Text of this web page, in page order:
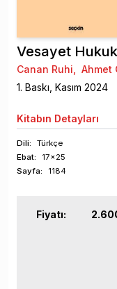
Vesayet
Canan Ruhi, Ahmet
1. Baskı, Kasım 2024
Kitabın Detayları
Dili:
Türkçe
Ebat:
17x25
Sayfa: 1184
Fiyatı: